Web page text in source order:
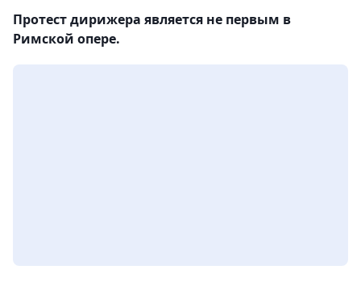
Протест дирижера является не первым в
Римской опере.